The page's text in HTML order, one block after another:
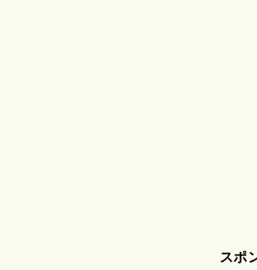
スポ